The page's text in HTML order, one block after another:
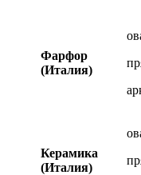
Фарфор
(Италия)
Керамика
(Италия)